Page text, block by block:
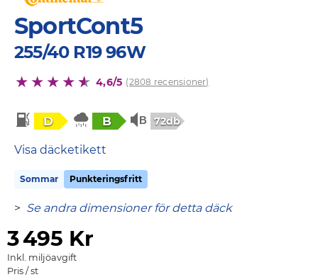
SportCont5
255/40 R19 96W
4,6/5 (2808 recensioner)
D B 72db
Visa däcketikett
Sommar Punkteringsfritt
> Se andra dimensioner för detta däck
3495 Kr
Inkl. miljöavgift
Pris / st